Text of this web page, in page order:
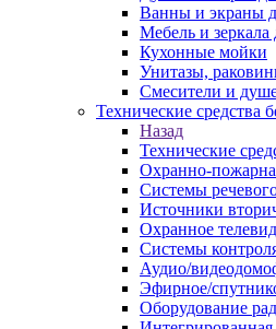
Ванны и экраны
Мебель и
Кухонные мойки
Унитазы,
Смесители и
Технические средства
Назад
Технические
Охранно-
Системы
Источники
Охранное
Системы
Аудио/
Эфирное/
Оборудование